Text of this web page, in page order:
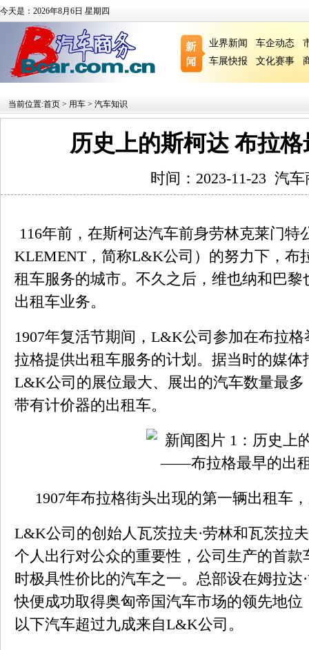
今天是：2026年8月6日 星期四
业界新闻 车企动态
车展快报
文化赛事
当前位置:首页 > 用车 > 汽车知识
历史上的斯柯达 布拉
时间：2023-11-23 汽车
116年前，在斯柯达汽车前身劳林克莱门
KLEMENT，简称L&K公司）的努力下，布
租车服务的城市。不久之后，维也纳和巴
出租车业务。
1907年复活节期间，L&K公司参加在布拉
拉格提供出租车服务的计划。据当时的媒
L&K公司的展位最大、展出的汽车数量最
带有计价器的出租车。
1907年布拉格街头出现的第一辆出租车
L&K公司的创始人瓦茨拉夫·劳林和瓦茨拉
个人出行对公众的重要性，公司生产的首款
时极具性价比的汽车之一。总部设在姆拉
快便成功取得奥匈帝国汽车市场的领先地位
以下汽车超过九成来自L&K公司。